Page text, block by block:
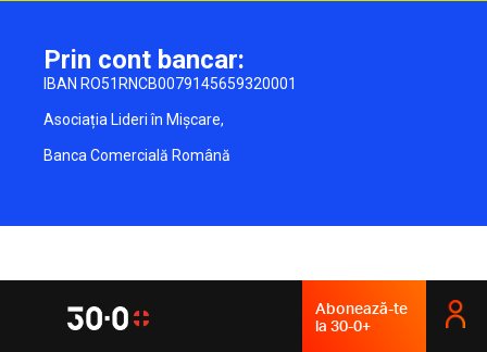
Prin cont bancar:
IBAN RO51RNCB0079145659320001
Asociația Lideri în Mișcare,
Banca Comercială Română
Abonează-te
la 30-0+